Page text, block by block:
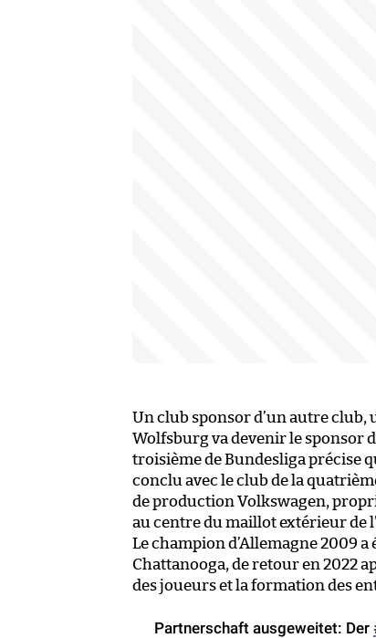
Un club sponsor d’un autre club,
Wolfsburg va devenir le sponsor
troisième de Bundesliga précise
conclu avec le club de la
de production Volkswagen,
au centre du maillot extérieur de
Le champion d’Allemagne 2009
Chattanooga, de retour en 2022
des joueurs et la formation des
Partnerschaft ausgeweitet: Der